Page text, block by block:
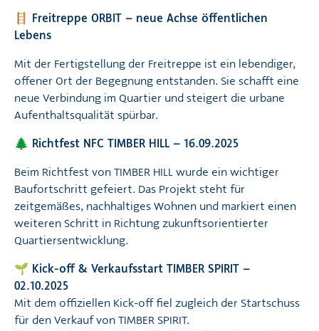
🪜 Freitreppe ORBIT – neue Achse öffentlichen
Lebens
Mit der Fertigstellung der Freitreppe ist ein lebendiger,
offener Ort der Begegnung entstanden. Sie schafft eine
neue Verbindung im Quartier und steigert die urbane
Aufenthaltsqualität spürbar.
🌲 Richtfest NFC TIMBER HILL – 16.09.2025
Beim Richtfest von TIMBER HILL wurde ein wichtiger
Baufortschritt gefeiert. Das Projekt steht für
zeitgemäßes, nachhaltiges Wohnen und markiert einen
weiteren Schritt in Richtung zukunftsorientierter
Quartiersentwicklung.
🌱 Kick-off & Verkaufsstart TIMBER SPIRIT –
02.10.2025
Mit dem offiziellen Kick-off fiel zugleich der Startschuss
für den Verkauf von TIMBER SPIRIT.